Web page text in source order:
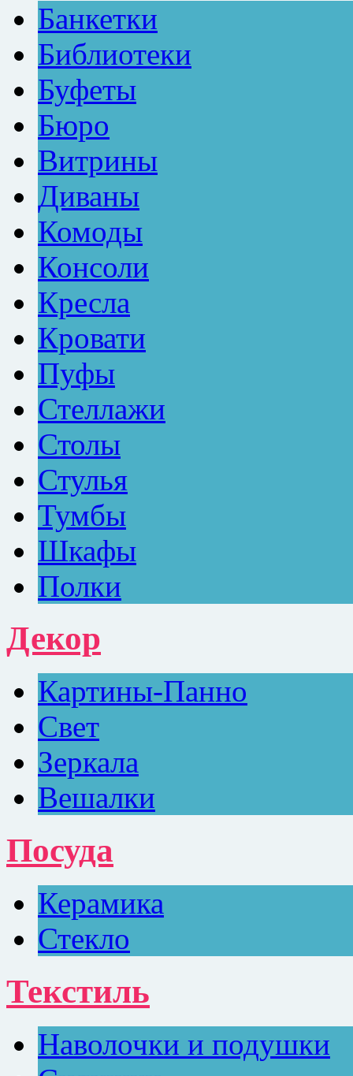
Банкетки
Библиотеки
Буфеты
Бюро
Витрины
Диваны
Комоды
Консоли
Кресла
Кровати
Пуфы
Стеллажи
Столы
Стулья
Тумбы
Шкафы
Полки
Декор
Картины-Панно
Свет
Зеркала
Вешалки
Посуда
Керамика
Стекло
Текстиль
Наволочки и подушки